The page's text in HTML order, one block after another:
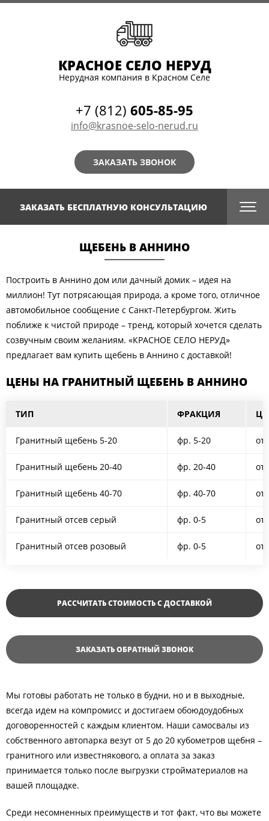
КРАСНОЕ СЕЛО НЕРУД
Нерудная компания в Красном Селе
+7 (812) 605-85-95
info@krasnoe-selo-nerud.ru
ЗАКАЗАТЬ ЗВОНОК
ЗАКАЗАТЬ БЕСПЛАТНУЮ КОНСУЛЬТАЦИЮ
ЩЕБЕНЬ В АННИНО
Построить в Аннино дом или дачный домик – идея на
миллион! Тут потрясающая природа, а кроме того, отличное
автомобильное сообщение с Санкт-Петербургом. Жить
поближе к чистой природе – тренд, который хочется сделать
созвучным своим желаниям. «КРАСНОЕ СЕЛО НЕРУД»
предлагает вам купить щебень в Аннино с доставкой!
ЦЕНЫ НА ГРАНИТНЫЙ ЩЕБЕНЬ В АННИНО
ТИП ФРАКЦИЯ
Гранитный щебень 5-20 фр. 5-20 от
Гранитный щебень 20-40 фр. 20-40 от
Гранитный щебень 40-70 фр. 40-70 от
Гранитный отсев серый фр. 0-5 от
Гранитный отсев розовый фр. 0-5 от
РАССЧИТАТЬ СТОИМОСТЬ С ДОСТАВКОЙ
ЗАКАЗАТЬ ОБРАТНЫЙ ЗВОНОК
Мы готовы работать не только в будни, но и в выходные,
всегда идем на компромисс и достигаем обоюдоудобных
договоренностей с каждым клиентом. Наши самосвалы из
собственного автопарка везут от 5 до 20 кубометров щебня –
гранитного или известнякового, а оплата за заказ
принимается только после выгрузки стройматериалов на
вашей площадке.
Среди несомненных преимуществ и тот факт, что вы можете